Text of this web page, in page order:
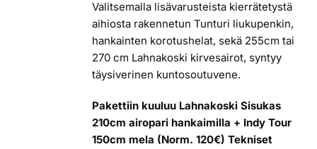
Valitsemalla lisävarusteista kierrätetystä
aihiosta rakennetun Tunturi liukupenkin,
hankainten korotushelat, sekä 255cm tai
270 cm Lahnakoski kirvesairot, syntyy
täysiverinen kuntosoutuvene.
Pakettiin kuuluu Lahnakoski Sisukas
210cm airopari hankaimilla + Indy Tour
150cm mela (Norm. 120€) Tekniset